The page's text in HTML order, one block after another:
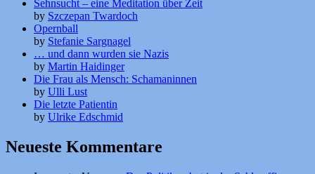
Sehnsucht – eine Meditation über Zeit
by Szczepan Twardoch
Opernball
by Stefanie Sargnagel
… und dann wurden sie Nazis
by Martin Haidinger
Die Frau als Mensch: Schamaninnen
by Ulli Lust
Die letzte Patientin
by Ulrike Edschmid
Neueste Kommentare